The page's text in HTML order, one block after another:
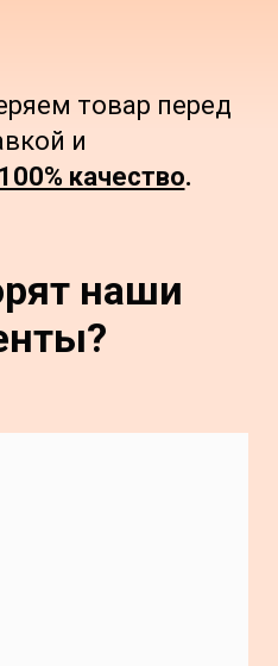
товар перед
и
качество.
наши